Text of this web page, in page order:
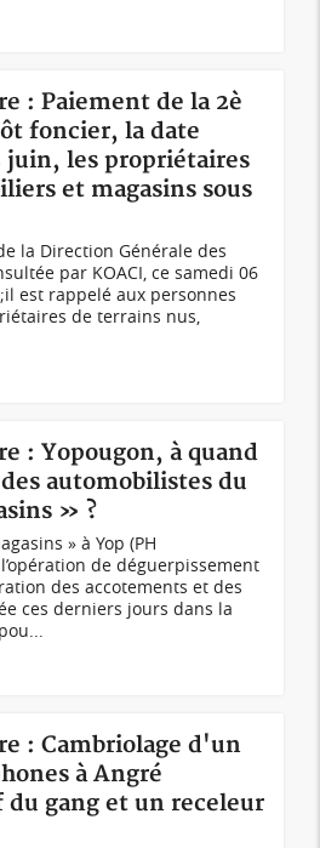
: Paiement de la 2è
foncier, la date
juin, les propriétaires
et magasins sous
la Direction Générale des
par KOACI, ce samedi 06
est rappelé aux personnes
de terrains nus,
: Yopougon, à quand
automobilistes du
» ?
» à Yop (PH
de déguerpissement
des accotements et des
ces derniers jours dans la
: Cambriolage d'un
à Angré
gang et un receleur